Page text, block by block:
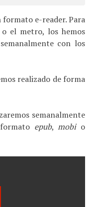
formato e-reader. Para
el metro, los hemos
con los
realizado de forma
semanalmente
epub,mobio